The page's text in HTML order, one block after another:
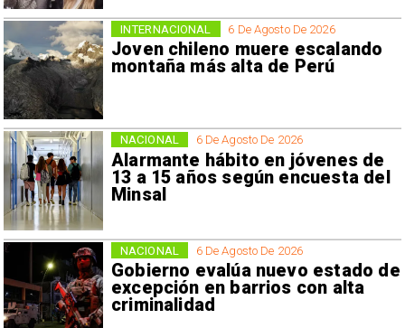
6 De Agosto De 2026
Joven chileno muere escalando
montaña más alta de Perú
INTERNACIONAL
6 De Agosto De 2026
Alarmante hábito en jóvenes de
13 a 15 años según encuesta del
Minsal
NACIONAL
6 De Agosto De 2026
Gobierno evalúa nuevo estado de
excepción en barrios con alta
criminalidad
NACIONAL